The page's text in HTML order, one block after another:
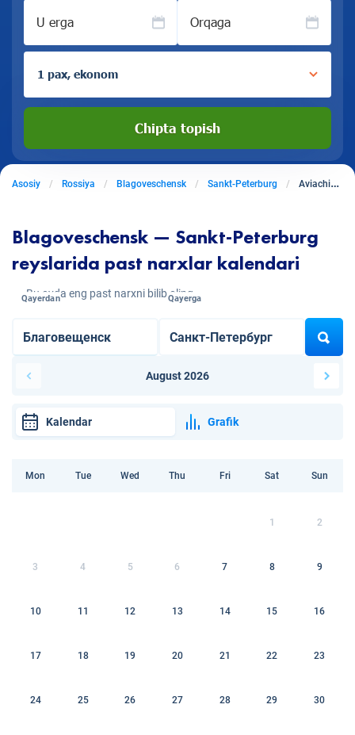
U erga Orqaga
1 pax, ekonom
Chipta topish
Asosiy Rossiya Blagoveschensk Sankt-Peterburg Aviachiptalar Blagoveschenskdan Sankt-Peterburgga
Blagoveschensk — Sankt-Peterburg
reyslarida past narxlar kalendari
Bu oyda eng past narxni bilib oling
Qayerdan Qayerga
August 2026
Kalendar Grafik
Mon Tue Wed Thu Fri Sat Sun
1 2
3 4 5 6 7 8 9
10 11 12 13 14 15 16
17 18 19 20 21 22 23
24 25 26 27 28 29 30